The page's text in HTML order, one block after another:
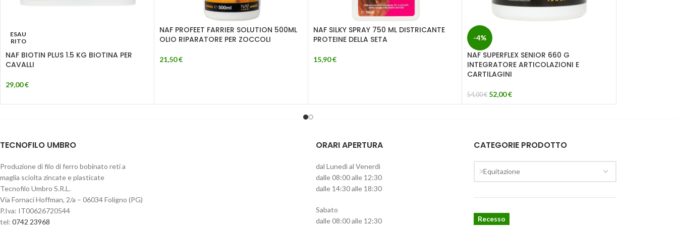
ESAU
RITO
NAF BIOTIN PLUS 1.5 KG BIOTINA PER
CAVALLI
29,00€
NAF PROFEET FARRIER SOLUTION 500ML
OLIO RIPARATORE PER ZOCCOLI
21,50€
NAF SILKY SPRAY 750 ML DISTRICANTE
PROTEINE DELLA SETA
15,90€
-4%
NAF SUPERFLEX SENIOR 660 G
INTEGRATORE ARTICOLAZIONI E
CARTILAGINI
54,00€ 52,00€
TECNOFILO UMBRO
Produzione di filo di ferro bobinato reti a
maglia sciolta zincate e plasticate
Tecnofilo Umbro S.R.L.
Via Fornaci Hoffman, 2/a – 06034 Foligno (PG)
P.Iva: IT00626720544
tel: 0742 23968
ORARI APERTURA
dal Lunedì al Venerdì
dalle 08:00 alle 12:30
dalle 14:30 alle 18:30
Sabato
dalle 08:00 alle 12:30
CATEGORIE PRODOTTO
Equitazione
Recesso